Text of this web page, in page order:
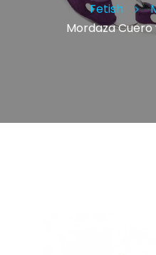
Fetish
Mordaza